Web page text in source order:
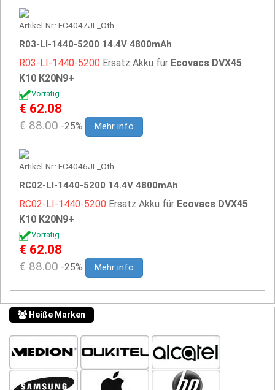
Artikel-Nr.: EC4047JL_Oth
R03-LI-1440-5200 14.4V 4800mAh
R03-LI-1440-5200 Ersatz Akku für Ecovacs DVX45
K10 K20N9+
Vorrätig
€ 62.08
€ 88.00 -25% Mehr info
Artikel-Nr.: EC4046JL_Oth
RC02-LI-1440-5200 14.4V 4800mAh
RC02-LI-1440-5200 Ersatz Akku für Ecovacs DVX45
K10 K20N9+
Vorrätig
€ 62.08
€ 88.00 -25% Mehr info
Heiße Marken